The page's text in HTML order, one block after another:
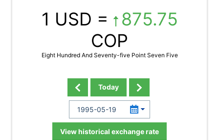
1 USD =
875.75
COP
Eight Hundred And Seventy-five Point Seven Five
Today
View historical exchange rate